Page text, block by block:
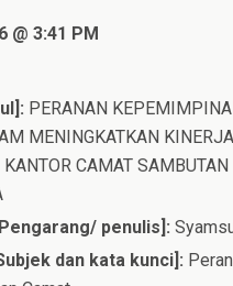
@ 3:41 PM
PERANAN
MENINGKATKAN KINERJA
CAMAT SAMBUTAN
penulis]:
dan kata kunci]: